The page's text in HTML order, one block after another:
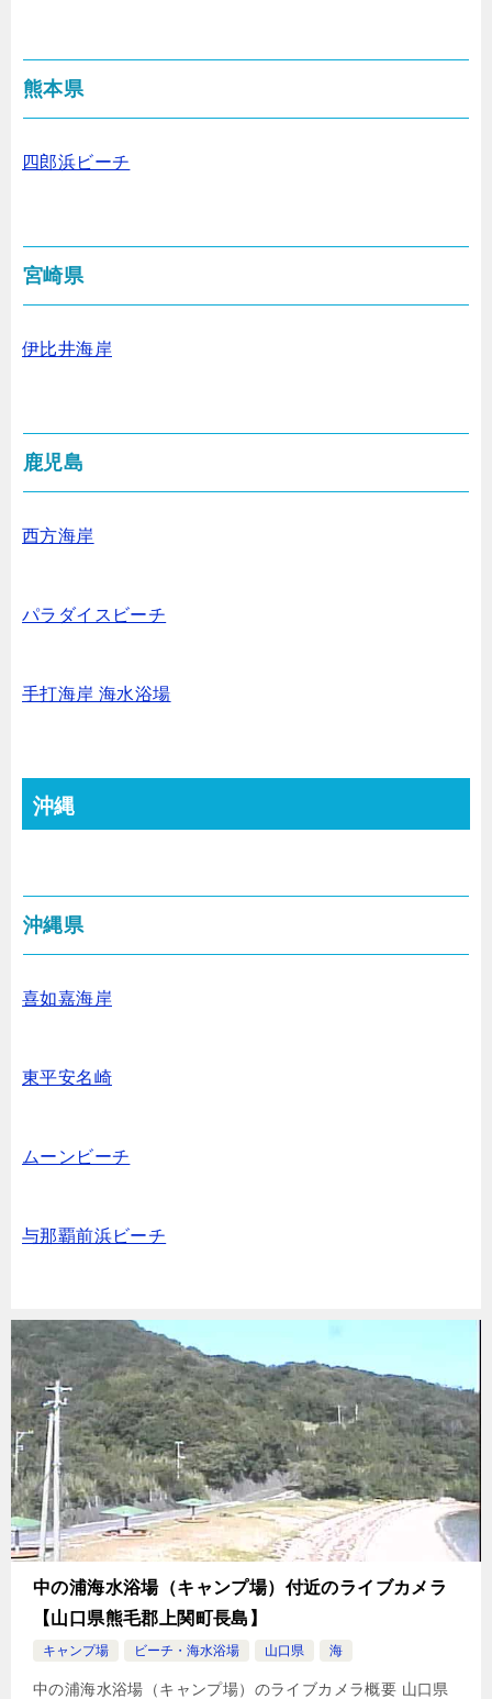
熊本県
四郎浜ビーチ
宮崎県
伊比井海岸
鹿児島
西方海岸
パラダイスビーチ
手打海岸 海水浴場
沖縄
沖縄県
喜如嘉海岸
東平安名崎
ムーンビーチ
与那覇前浜ビーチ
中の浦海水浴場（キャンプ場）付近のライブカメラ
【山口県熊毛郡上関町長島】
キャンプ場 ビーチ・海水浴場 山口県 海
中の浦海水浴場（キャンプ場）のライブカメラ概要 山口県